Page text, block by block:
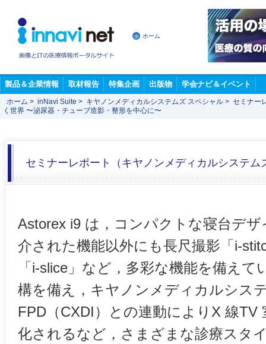
ホーム
製品＆企業情報 取材報告 特集企画 出版物 学会ナビ＆イベント
ホーム > inNavi Suite > キヤノンメディカルシステムズ スペシャル > セミナー
く世界 〜泌尿器・チューブ造影・整形を中心に〜
セミナーレポート（キヤノンメディカルシステム
Astorex i9 は，コンパクトな寝台デ
介された機能以外にも長尺撮影「i-
「i-slice」など，多彩な機能を備え
構を備え，キヤノンメディカルシス
FPD（CXDI）との連動によりX 線TV
化されるなど，さまざまな診療スタ